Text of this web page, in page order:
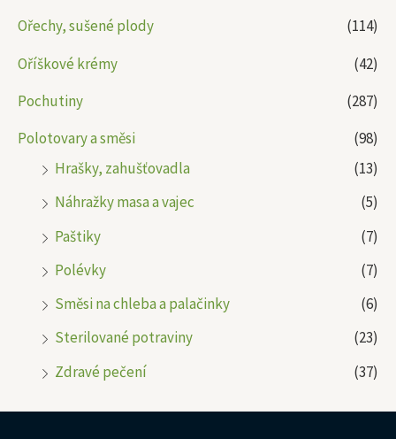
Ořechy, sušené plody
(114)
Oříškové krémy
(42)
Pochutiny
(287)
Polotovary a směsi
(98)
Hrašky, zahušťovadla
(13)
Náhražky masa a vajec
(5)
Paštiky
(7)
Polévky
(7)
Směsi na chleba a palačinky
(6)
Sterilované potraviny
(23)
Zdravé pečení
(37)